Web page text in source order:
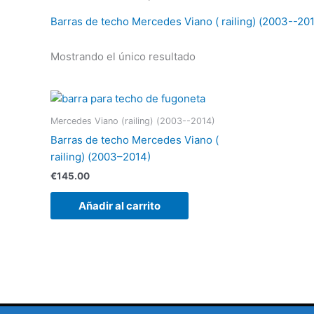
Barras de techo Mercedes Viano ( railing) (2003--
Mostrando el único resultado
Mercedes Viano (railing) (2003--2014)
Barras de techo Mercedes Viano (
railing) (2003–2014)
€145.00
Añadir al carrito